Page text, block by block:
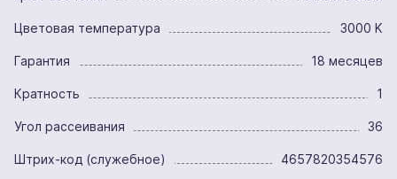
Цветовая температура 3000 K
Гарантия 18 месяцев
Кратность 1
Угол рассеивания 36
Штрих-код (служебное) 4657820354576